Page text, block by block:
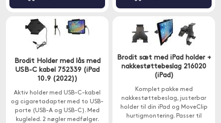
Brodit Holder med lås med
USB-C kabel 752339 (iPad
10.9 (2022))
Aktiv holder med USB-C-kabel
og cigaretadapter med to USB-
porte (USB-A og USB-C). Med
kugleled. 2 nøgler medfølger.
Brodit sæt med iPad holder +
nakkestøttebeslag 216020
(iPad)
Komplet pakke med
nakkestøttebeslag, justerbar
holder til din iPad og MoveClip
hurtigmontering. Passer til